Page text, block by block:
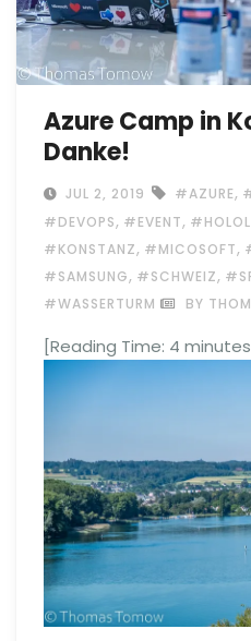
Azure Camp in
Danke!
JUL 2, 2019 #AZURE,
#DEVOPS, #EVENT,
#KONSTANZ, #MICOSOFT,
#SAMSUNG, #SCHWEIZ,
#WASSERTURM BY
[Reading Time: 4